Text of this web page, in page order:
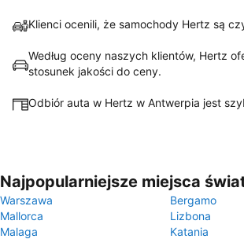
Klienci ocenili, że samochody Hertz są
Według oceny naszych klientów, Hertz
stosunek jakości do ceny.
Odbiór auta w Hertz w Antwerpia jest
Najpopularniejsze miejsca
Warszawa
Bergamo
Mallorca
Lizbona
Malaga
Katania